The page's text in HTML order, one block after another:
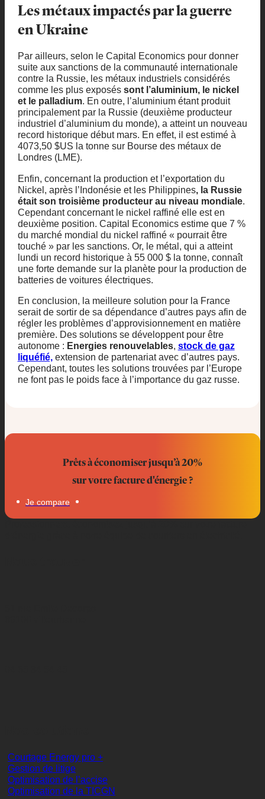
Les métaux impactés par la guerre
en Ukraine
Par ailleurs, selon le Capital Economics pour donner
suite aux sanctions de la communauté internationale
contre la Russie, les métaux industriels considérés
comme les plus exposés sont l’aluminium, le nickel
et le palladium. En outre, l’aluminium étant produit
principalement par la Russie (deuxième producteur
industriel d’aluminium du monde), a atteint un nouveau
record historique début mars. En effet, il est estimé à
4073,50 $US la tonne sur Bourse des métaux de
Londres (LME).
Enfin, concernant la production et l’exportation du
Nickel, après l’Indonésie et les Philippines, la Russie
était son troisième producteur au niveau mondiale.
Cependant concernant le nickel raffiné elle est en
deuxième position. Capital Economics estime que 7 %
du marché mondial du nickel raffiné « pourrait être
touché » par les sanctions. Or, le métal, qui a atteint
lundi un record historique à 55 000 $ la tonne, connaît
une forte demande sur la planète pour la production de
batteries de voitures électriques.
En conclusion, la meilleure solution pour la France
serait de sortir de sa dépendance d’autres pays afin de
régler les problèmes d’approvisionnement en matière
première. Des solutions se développent pour être
autonome : Energies renouvelables, stock de gaz
liquéfié,extension de partenariat avec d’autres pays.
Cependant, toutes les solutions trouvées par l’Europe
ne font pas le poids face à l’importance du gaz russe.
Prêts à économiser jusqu’à 20%
sur votre facture d'énergie ?
Je compare
Courtage Energy pro +
Gestion de litige
Optimisation de l’accise
Optimisation de la TICGN